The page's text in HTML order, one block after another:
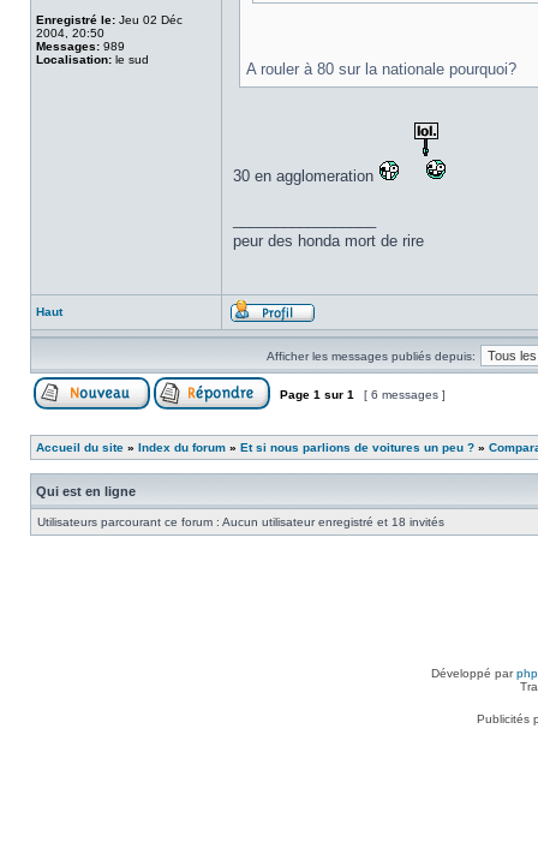
Enregistré le: Jeu 02 Déc
2004, 20:50
Messages: 989
Localisation: le sud
A rouler à 80 sur la nationale pourquoi?
30 en agglomeration
peur des honda mort de rire
Haut
Afficher les messages publiés depuis:
Page 1 sur 1 [ 6 messages ]
Accueil du site » Index du forum » Et si nous parlions de voitures un peu ? »
Qui est en ligne
Utilisateurs parcourant ce forum : Aucun utilisateur enregistré et 18 invités
Développé par
Publicités